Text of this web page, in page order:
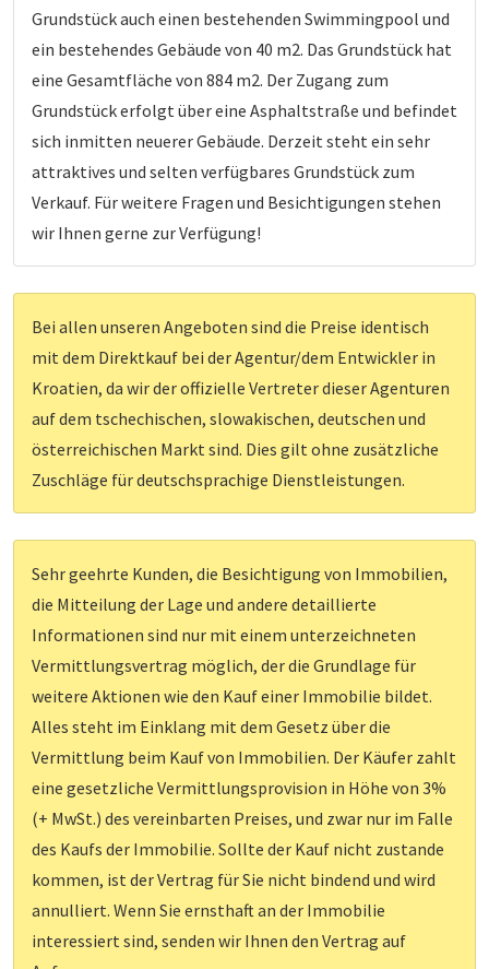
Grundstück auch einen bestehenden Swimmingpool und
ein bestehendes Gebäude von 40 m2. Das Grundstück hat
eine Gesamtfläche von 884 m2. Der Zugang zum
Grundstück erfolgt über eine Asphaltstraße und befindet
sich inmitten neuerer Gebäude. Derzeit steht ein sehr
attraktives und selten verfügbares Grundstück zum
Verkauf. Für weitere Fragen und Besichtigungen stehen
wir Ihnen gerne zur Verfügung!
Bei allen unseren Angeboten sind die Preise identisch
mit dem Direktkauf bei der Agentur/dem Entwickler in
Kroatien, da wir der offizielle Vertreter dieser Agenturen
auf dem tschechischen, slowakischen, deutschen und
österreichischen Markt sind. Dies gilt ohne zusätzliche
Zuschläge für deutschsprachige Dienstleistungen.
Sehr geehrte Kunden, die Besichtigung von Immobilien,
die Mitteilung der Lage und andere detaillierte
Informationen sind nur mit einem unterzeichneten
Vermittlungsvertrag möglich, der die Grundlage für
weitere Aktionen wie den Kauf einer Immobilie bildet.
Alles steht im Einklang mit dem Gesetz über die
Vermittlung beim Kauf von Immobilien. Der Käufer zahlt
eine gesetzliche Vermittlungsprovision in Höhe von 3%
(+ MwSt.) des vereinbarten Preises, und zwar nur im Falle
des Kaufs der Immobilie. Sollte der Kauf nicht zustande
kommen, ist der Vertrag für Sie nicht bindend und wird
annulliert. Wenn Sie ernsthaft an der Immobilie
interessiert sind, senden wir Ihnen den Vertrag auf